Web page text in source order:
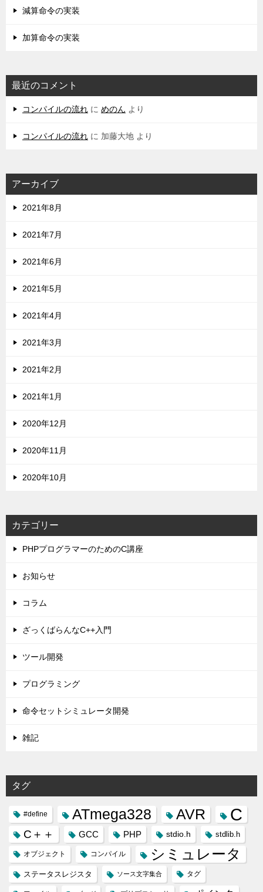
減算命令の実装
加算命令の実装
最近のコメント
コンパイルの流れ に めのん より
コンパイルの流れ に 加藤大地 より
アーカイブ
2021年8月
2021年7月
2021年6月
2021年5月
2021年4月
2021年3月
2021年2月
2021年1月
2020年12月
2020年11月
2020年10月
カテゴリー
PHPプログラマーのためのC講座
お知らせ
コラム
ざっくばらんなC++入門
ツール開発
プログラミング
命令セットシミュレータ開発
雑記
タグ
#define ATmega328 AVR C
C＋＋ GCC PHP stdio.h stdlib.h
オブジェクト コンパイル シミュレータ
ステータスレジスタ ソース文字集合 タグ